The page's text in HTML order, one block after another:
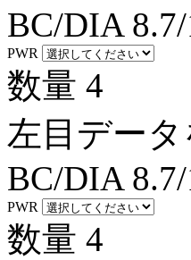
BC/DIA
PWR
数量 4
左目データ
BC/DIA
PWR
数量 4